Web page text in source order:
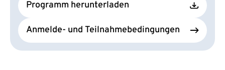
Programm herunterladen
Anmelde- und Teilnahmebedingungen